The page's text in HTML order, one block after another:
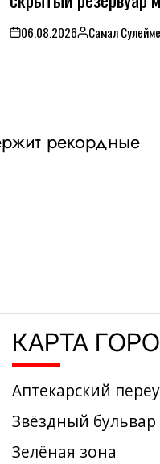
on06.08.2026Posted
Самал
рекордные
КАРТА
Аптекарский
Звёздный бульвар
Зелёная зона